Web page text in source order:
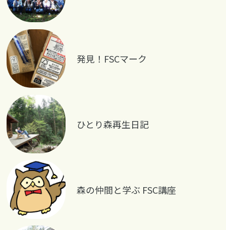
発見！FSCマーク
ひとり森再生日記
森の仲間と学ぶ FSC講座